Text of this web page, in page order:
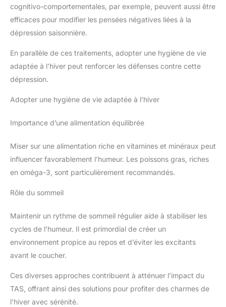
cognitivo-comportementales, par exemple, peuvent aussi être
efficaces pour modifier les pensées négatives liées à la
dépression saisonnière.
En parallèle de ces traitements, adopter une hygiène de vie
adaptée à l’hiver peut renforcer les défenses contre cette
dépression.
Adopter une hygiène de vie adaptée à l’hiver
Importance d’une alimentation équilibrée
Miser sur une alimentation riche en vitamines et minéraux peut
influencer favorablement l’humeur. Les poissons gras, riches
en oméga-3, sont particulièrement recommandés.
Rôle du sommeil
Maintenir un rythme de sommeil régulier aide à stabiliser les
cycles de l’humeur. Il est primordial de créer un
environnement propice au repos et d’éviter les excitants
avant le coucher.
Ces diverses approches contribuent à atténuer l’impact du
TAS, offrant ainsi des solutions pour profiter des charmes de
l’hiver avec sérénité.